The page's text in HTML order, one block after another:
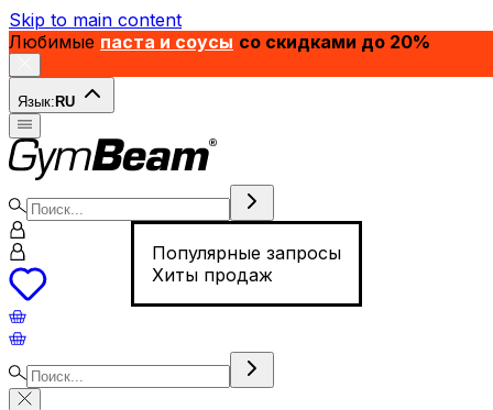
Skip to main content
Любимые паста и соусы со скидками до 20%
Язык: RU
Популярные запросы
Хиты продаж